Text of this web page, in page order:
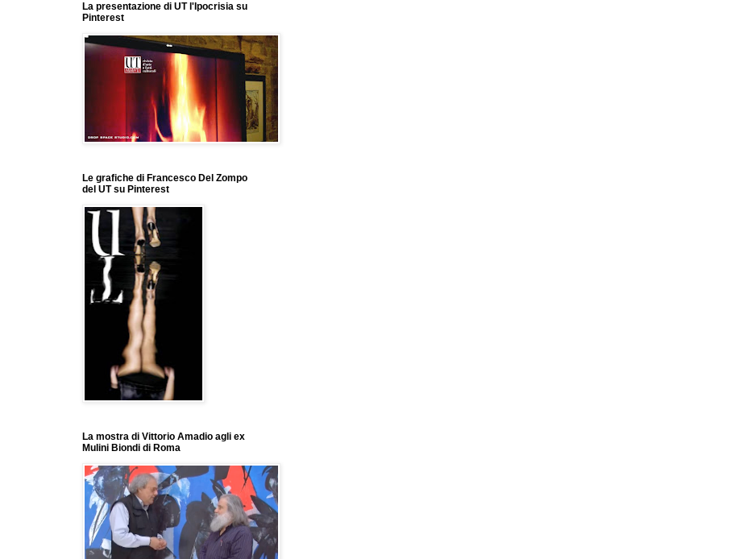
La presentazione di UT l'Ipocrisia su
Pinterest
Le grafiche di Francesco Del Zompo
del UT su Pinterest
La mostra di Vittorio Amadio agli ex
Mulini Biondi di Roma